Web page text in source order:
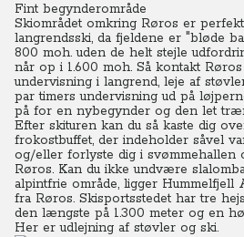
Fint begynderområde
Skiområdet omkring Røros er
langrendsski, da fjeldene er "bløde
800 moh. uden de helt stejle
når op i 1.600 moh. Så kontakt
undervisning i langrend, leje af
par timers undervisning ud på
på for en nybegynder og den let
Efter skituren kan du så kaste dig
frokostbuffet, der indeholder såvel
og/eller forlyste dig i svømmehallen
Røros. Kan du ikke undvære
alpintfrie område, ligger Hummelfjell
fra Røros. Skisportsstedet har tre
den længste på 1.300 meter og en
Her er udlejning af støvler og ski.